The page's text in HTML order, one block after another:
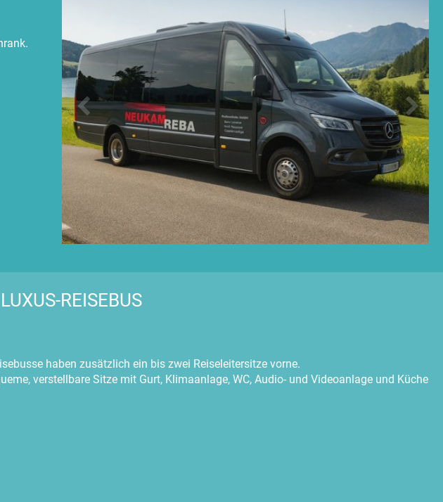
REISEBUS
haben zusätzlich ein bis zwei Reiseleitersitze vorne.
verstellbare Sitze mit Gurt, Klimaanlage, WC, Audio- und Videoanlage und Küche